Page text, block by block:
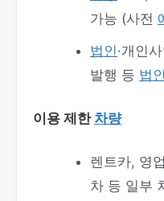
가능 (사전
법인·개인
발행 등 법
이용 제한 차량
렌트카, 영
차 등 일부